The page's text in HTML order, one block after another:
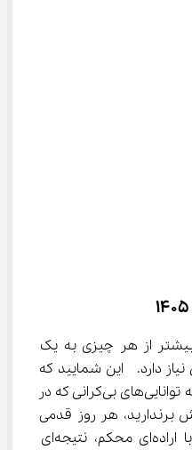
بیشتر از هر چیزی به یک
دارد.  این شمایید که
باید به خودتان ایمان بیاورید، به توانایی‌های بی‌کرانی که در
هر روز قدمی
بردارید و مطمئن باشید که با اراده‌ای محکم، نتیجه‌ای